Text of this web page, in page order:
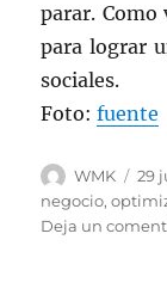
parar. Como
para lograr
sociales.
Foto:fuente
Autor
WMK
el
29
negocio,
Deja un